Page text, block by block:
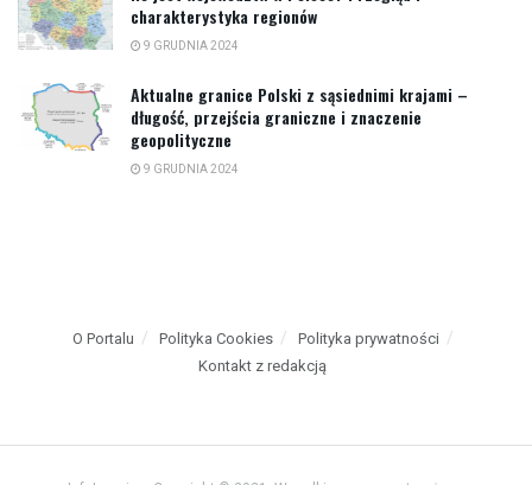
charakterystyka regionów
9 GRUDNIA 2024
Aktualne granice Polski z sąsiednimi krajami –
długość, przejścia graniczne i znaczenie
geopolityczne
9 GRUDNIA 2024
O Portalu Polityka Cookies
Polityka prywatności
Kontakt z redakcją